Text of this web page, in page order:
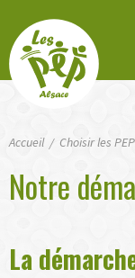
directement
à
navigation
directement
contenu
Accueil Choisir les
Notre
La